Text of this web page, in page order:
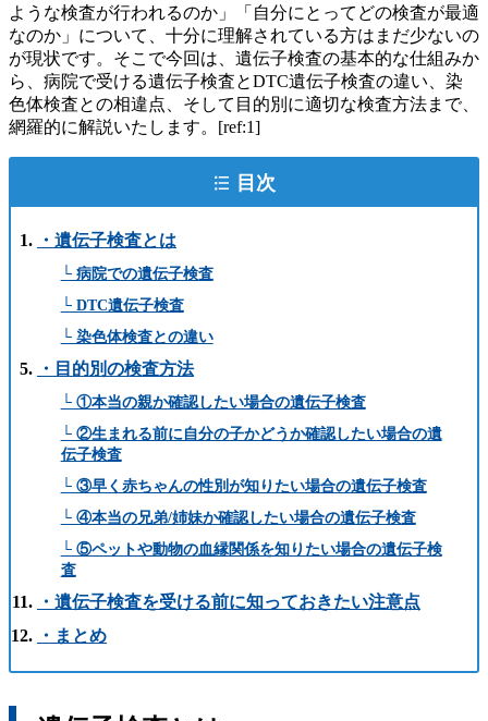
ような検査が行われるのか」「自分にとってどの検査が最適
なのか」について、十分に理解されている方はまだ少ないの
が現状です。そこで今回は、遺伝子検査の基本的な仕組みか
ら、病院で受ける遺伝子検査とDTC遺伝子検査の違い、染
色体検査との相違点、そして目的別に適切な検査方法まで、
網羅的に解説いたします。[ref:1]
目次
・遺伝子検査とは
└ 病院での遺伝子検査
└ DTC遺伝子検査
└ 染色体検査との違い
・目的別の検査方法
└ ①本当の親か確認したい場合の遺伝子検査
└ ②生まれる前に自分の子かどうか確認したい場合の遺
伝子検査
└ ③早く赤ちゃんの性別が知りたい場合の遺伝子検査
└ ④本当の兄弟/姉妹か確認したい場合の遺伝子検査
└ ⑤ペットや動物の血縁関係を知りたい場合の遺伝子検
査
・遺伝子検査を受ける前に知っておきたい注意点
・まとめ